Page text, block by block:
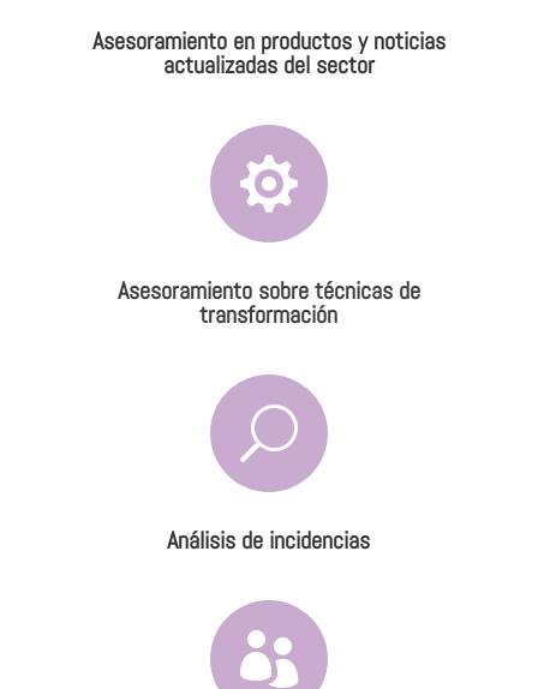
Asesoramiento en productos y noticias
actualizadas del sector

Asesoramiento sobre técnicas de
transformación
U
Análisis de incidencias
